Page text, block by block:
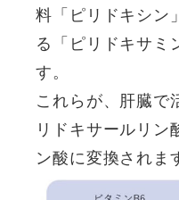
料「ピリドキシン
る「ピリドキサミ
す。
これらが、肝臓で
リドキサールリン
ン酸に変換されま